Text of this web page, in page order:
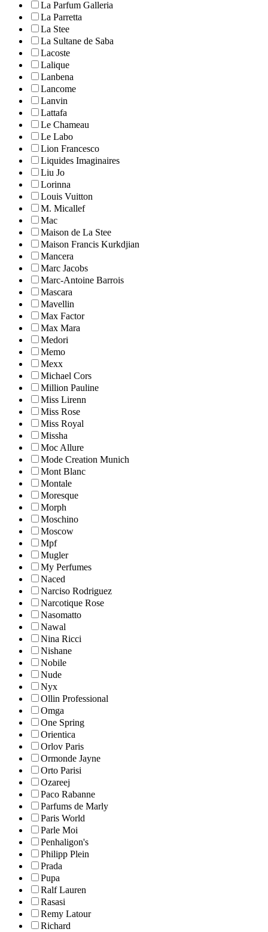
La Parfum Galleria
La Parretta
La Stee
La Sultane de Saba
Lacoste
Lalique
Lanbena
Lancome
Lanvin
Lattafa
Le Chameau
Le Labo
Lion Francesco
Liquides Imaginaires
Liu Jo
Lorinna
Louis Vuitton
M. Micallef
Mac
Maison de La Stee
Maison Francis Kurkdjian
Mancera
Marc Jacobs
Marc-Antoine Barrois
Mascara
Mavellin
Max Factor
Max Mara
Medori
Memo
Mexx
Michael Cors
Million Pauline
Miss Lirenn
Miss Rose
Miss Royal
Missha
Moc Allure
Mode Creation Munich
Mont Blanc
Montale
Moresque
Morph
Moschino
Moscow
Mpf
Mugler
My Perfumes
Naced
Narciso Rodriguez
Narcotique Rose
Nasomatto
Nawal
Nina Ricci
Nishane
Nobile
Nude
Nyx
Ollin Professional
Omga
One Spring
Orientica
Orlov Paris
Ormonde Jayne
Orto Parisi
Ozareej
Paco Rabanne
Parfums de Marly
Paris World
Parle Moi
Penhaligon's
Philipp Plein
Prada
Pupa
Ralf Lauren
Rasasi
Remy Latour
Richard